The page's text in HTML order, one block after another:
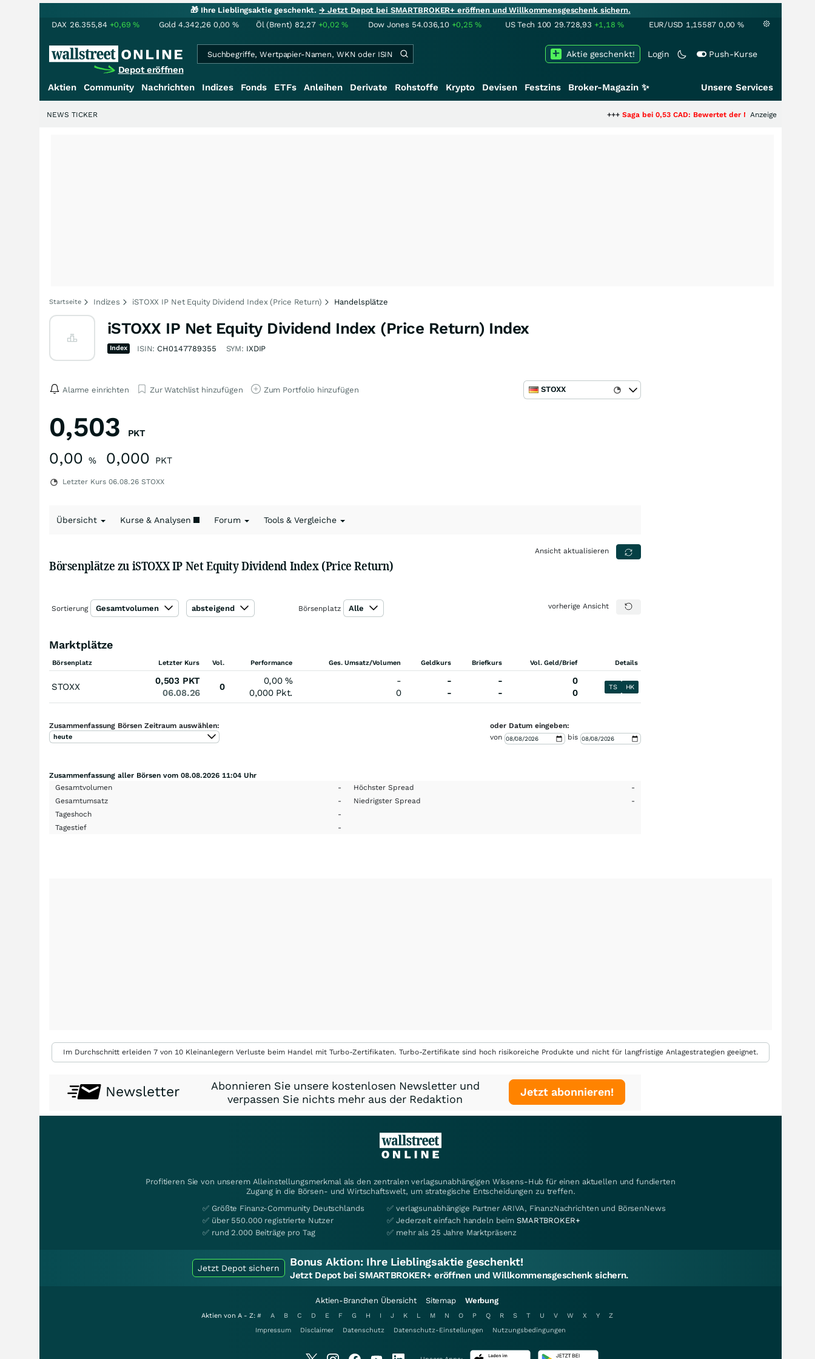
🎁 Ihre Lieblingsaktie geschenkt.→ Jetzt Depot bei SMARTBROKER+ eröffnen und Willkommensgeschenk sichern.
DAX 26.355,84 +0,69% Gold 4.342,26 0,00 % Öl (Brent) 82,27 +0,02% Dow Jones 54.036,10 +0,25% US Tech 100 29.728,93 +1,18% EUR/USD 1,15587 0,00 %
Depot eröffnen
Login Push-Kurse
Aktie geschenkt!
Aktien Community Nachrichten Indizes Fonds ETFs Anleihen Derivate Rohstoffe Krypto Devisen Festzins Broker-Magazin ✨ Unsere Services
Saga bei 0,53 CAD: Bewertet der Markt noch immer nur die
Anzeige
NEWS TICKER
Startseite Indizes iSTOXX IP Net Equity Dividend Index (Price Return) Handelsplätze
iSTOXX IP Net Equity Dividend Index (Price Return) Index
Index ISIN: CH0147789355 SYM: IXDIP
Alarme einrichten Zur Watchlist hinzufügen Zum Portfolio hinzufügen STOXX
0,503 PKT
0,00 % 0,000 PKT
Letzter Kurs 06.08.26 STOXX
Übersicht Kurse & Analysen Forum Tools & Vergleiche
Börsenplätze zu iSTOXX IP Net Equity Dividend Index (Price Return)
Ansicht aktualisieren
Sortierung Gesamtvolumen absteigend Börsenplatz Alle vorherige Ansicht
Marktplätze
Börsenplatz Letzter Kurs Vol. Performance Ges. Umsatz/Volumen Geldkurs Briefkurs Vol. Geld/Brief Details
STOXX
0,503 PKT
06.08.26
0
0,00%
0,000 Pkt.
-
0
-
-
-
-
0
0
TS HK
Zusammenfassung Börsen Zeitraum auswählen:
heute
oder Datum eingeben:
von
bis
Zusammenfassung aller Börsen vom 08.08.2026 11:04 Uhr
Gesamtvolumen
- Höchster Spread
-
Gesamtumsatz
- Niedrigster Spread
-
Tageshoch
-
Tagestief
-
Im Durchschnitt erleiden 7 von 10 Kleinanlegern Verluste beim Handel mit Turbo-Zertifikaten. Turbo-Zertifikate sind hoch risikoreiche Produkte und nicht für langfristige Anlagestrategien geeignet.
Newsletter
Abonnieren Sie unsere kostenlosen Newsletter und
verpassen Sie nichts mehr aus der Redaktion
Jetzt abonnieren!
Profitieren Sie von unserem Alleinstellungsmerkmal als den zentralen verlagsunabhängigen Wissens-Hub für einen aktuellen und fundierten
Zugang in die Börsen- und Wirtschaftswelt, um strategische Entscheidungen zu treffen.
✅ Größte Finanz-Community Deutschlands
✅ über 550.000 registrierte Nutzer
✅ rund 2.000 Beiträge pro Tag
✅ verlagsunabhängige Partner ARIVA, FinanzNachrichten und BörsenNews
✅ Jederzeit einfach handeln beimSMARTBROKER+
✅ mehr als 25 Jahre Marktpräsenz
Jetzt Depot sichern Bonus Aktion: Ihre Lieblingsaktie geschenkt!
Jetzt Depot bei SMARTBROKER+ eröffnen und Willkommensgeschenk sichern.
Aktien-Branchen Übersicht Sitemap Werbung
Aktien von A - Z: # A B C D E F G H I J K L M N O P Q R S T U V W X Y
Z
Impressum
Disclaimer Datenschutz Datenschutz-Einstellungen Nutzungsbedingungen